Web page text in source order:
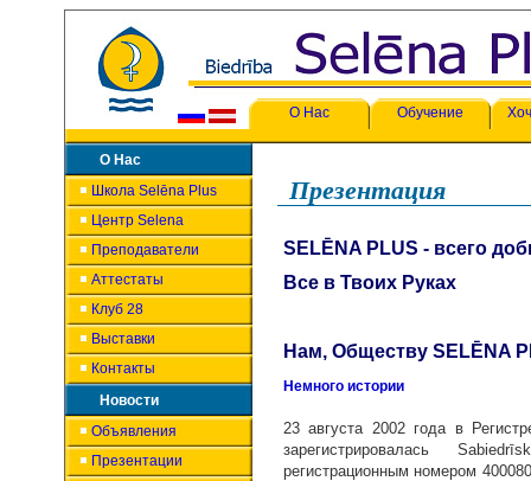
О Нас Обучение
О Нас
Школа Selēna Plus
Центр Selena
Преподаватели
Аттестаты
Клуб 28
Выставки
Контакты
Новости
Объявления
Презентации
Презентация
SELĒNA PLUS - всего
Все в Твоих Руках
Нам, Обществу SELĒNA
Немного истории
23 августа 2002 года в
зарегистрировалась
регистрационным номером